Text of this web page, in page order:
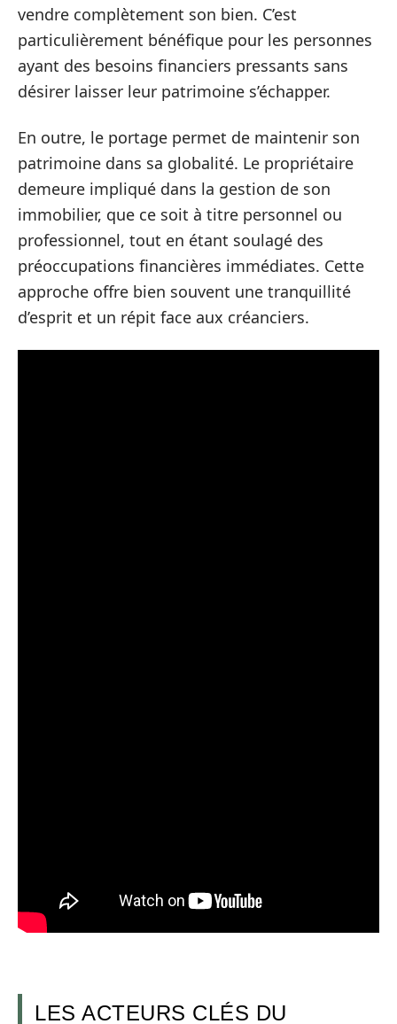
vendre complètement son bien. C’est
particulièrement bénéfique pour les personnes
ayant des besoins financiers pressants sans
désirer laisser leur patrimoine s’échapper.
En outre, le portage permet de maintenir son
patrimoine dans sa globalité. Le propriétaire
demeure impliqué dans la gestion de son
immobilier, que ce soit à titre personnel ou
professionnel, tout en étant soulagé des
préoccupations financières immédiates. Cette
approche offre bien souvent une tranquillité
d’esprit et un répit face aux créanciers.
LES ACTEURS CLÉS DU